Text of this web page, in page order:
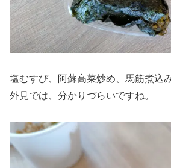
塩むすび、阿蘇高菜炒め、馬筋煮込
外見では、分かりづらいですね。